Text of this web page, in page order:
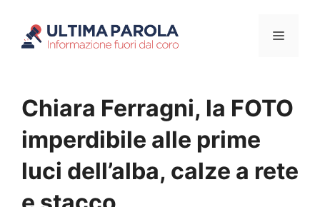
Menu
Chiara Ferragni, la FOTO
imperdibile alle prime
luci dell’alba, calze a rete